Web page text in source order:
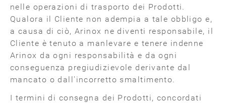
nelle operazioni di trasporto dei Prodotti.
Qualora il Cliente non adempia a tale obbligo e,
a causa di ciò, Arinox ne diventi responsabile, il
Cliente è tenuto a manlevare e tenere indenne
Arinox da ogni responsabilità e da ogni
conseguenza pregiudizievole derivante dal
mancato o dall'incorretto smaltimento.
I termini di consegna dei Prodotti, concordati